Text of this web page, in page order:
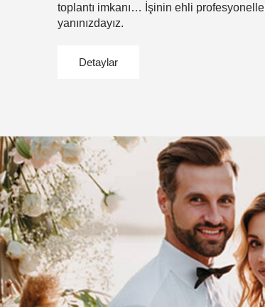
toplantı imkanı… İşinin ehli
yanınızdayız.
Detaylar